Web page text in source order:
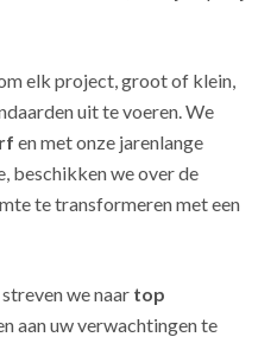
elk project, groot of klein,
uit te voeren. We
en met onze jarenlange
beschikken we over de
te transformeren met een
streven we naar top
aan uw verwachtingen te